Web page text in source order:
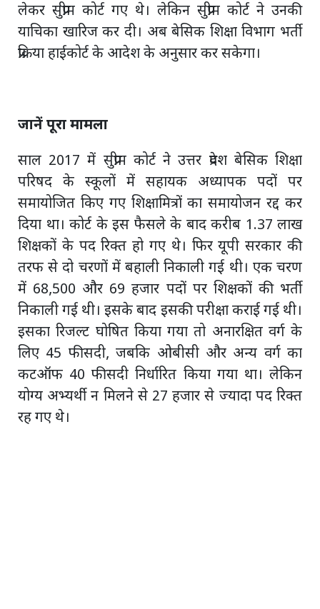
लेकर सुप्रीम कोर्ट गए थे। लेकिन सुप्रीम कोर्ट ने उनकी
याचिका खारिज कर दी। अब बेसिक शिक्षा विभाग भर्ती
प्रक्रिया हाईकोर्ट के आदेश के अनुसार कर सकेगा।
जानें पूरा मामला
साल 2017 में सुप्रीम कोर्ट ने उत्तर प्रदेश बेसिक शिक्षा
परिषद के स्कूलों में सहायक अध्यापक पदों पर
समायोजित किए गए शिक्षामित्रों का समायोजन रद्द कर
दिया था। कोर्ट के इस फैसले के बाद करीब 1.37 लाख
शिक्षकों के पद रिक्त हो गए थे। फिर यूपी सरकार की
तरफ से दो चरणों में बहाली निकाली गई थी। एक चरण
में 68,500 और 69 हजार पदों पर शिक्षकों की भर्ती
निकाली गई थी। इसके बाद इसकी परीक्षा कराई गई थी।
इसका रिजल्ट घोषित किया गया तो अनारक्षित वर्ग के
लिए 45 फीसदी, जबकि ओबीसी और अन्य वर्ग का
कटऑफ 40 फीसदी निर्धारित किया गया था। लेकिन
योग्य अभ्यर्थी न मिलने से 27 हजार से ज्यादा पद रिक्त
रह गए थे।